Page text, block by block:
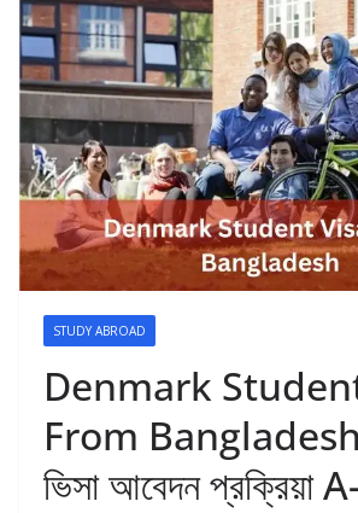
STUDY ABROAD
Denmark
From Bangladesh
ভিসা আবেদন প্রক্রিয়া